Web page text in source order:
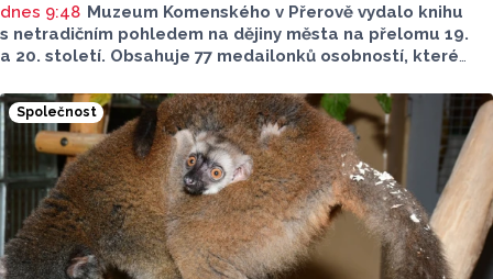
dnes 9:48 Muzeum Komenského v Přerově vydalo knihu
s netradičním pohledem na dějiny města na přelomu 19.
a 20. století. Obsahuje 77 medailonků osobností, které
jsou doplněny dobovými snímky. Podle autorky publikace
Šárky Krákorové Pajůrkové tomu předcházelo 13 let
pátrání po jejich osudech. Kniha vychází u příležitosti
letošního 770. výročí povýšení Přerova na královské město,
sdělila ČTK mluvčí radnice Lenka Chalupová.
Společnost